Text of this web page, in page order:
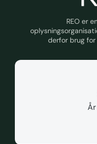
REO er
derfor brug